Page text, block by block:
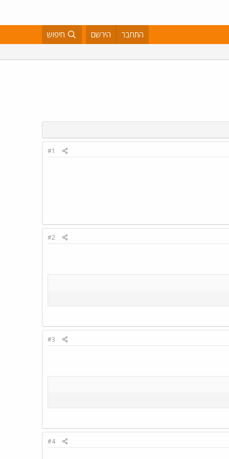
התחבר הירשם חיפוש
#1
#2
#3
#4